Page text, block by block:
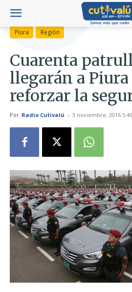
Piura Región
Cuarenta
llegarán a Piura
reforzar la
Por Radio Cutivalú - 3 noviembre, 2016